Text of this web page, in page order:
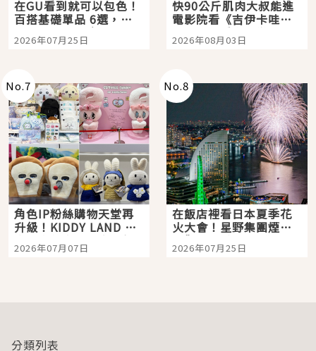
在GU看到就可以包色！
百搭基礎單品 6選，閉
眼全收也不心疼
2026年07月25日
快90公斤肌肉大叔能進
電影院看《吉伊卡哇》
嗎？日本重金屬樂團
「打首」會長與nagano
2026年08月03日
No.7
角色IP粉絲購物天堂再
升級！KIDDY LAND 原
宿店吉伊卡哇迎客，新
開幕 OMOKADO 店3分
2026年07月07日
No.8
在飯店裡看日本夏季花
火大會！星野集團煙火
景觀飯店6選，讓你不用
人擠人悠閒欣賞
2026年07月25日
分類列表